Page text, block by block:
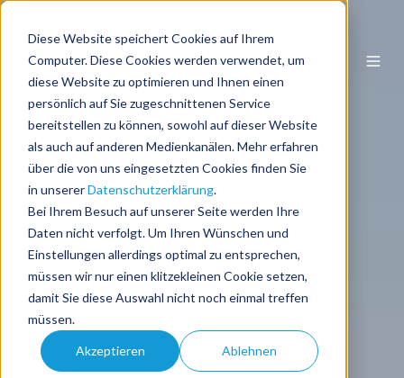
Diese Website speichert Cookies auf Ihrem
Computer. Diese Cookies werden verwendet, um
diese Website zu optimieren und Ihnen einen
persönlich auf Sie zugeschnittenen Service
bereitstellen zu können, sowohl auf dieser Website
als auch auf anderen Medienkanälen. Mehr erfahren
über die von uns eingesetzten Cookies finden Sie
in unsererDatenschutzerklärung.
Bei Ihrem Besuch auf unserer Seite werden Ihre
Daten nicht verfolgt. Um Ihren Wünschen und
Einstellungen allerdings optimal zu entsprechen,
müssen wir nur einen klitzekleinen Cookie setzen,
damit Sie diese Auswahl nicht noch einmal treffen
müssen.
Akzeptieren Ablehnen
DE